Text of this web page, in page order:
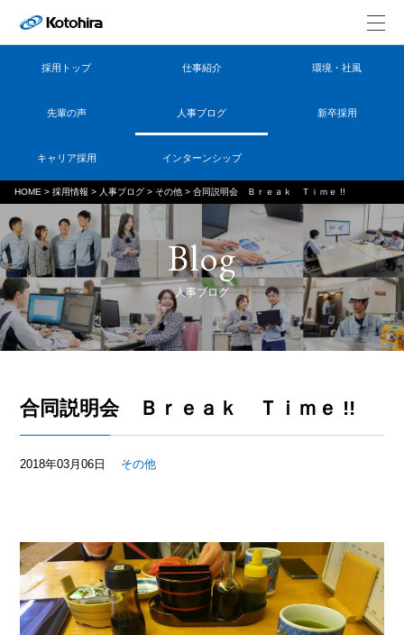
採用トップ 仕事紹介 環境・社風
先輩の声 人事ブログ 新卒採用
キャリア採用 インターンシップ
HOME > 採用情報 > 人事ブログ > その他 > 合同説明会 Ｂｒｅａｋ Ｔｉｍｅ !!
Blog
人事ブログ
合同説明会 Ｂｒｅａｋ Ｔｉｍｅ !!
2018年03月06日 その他